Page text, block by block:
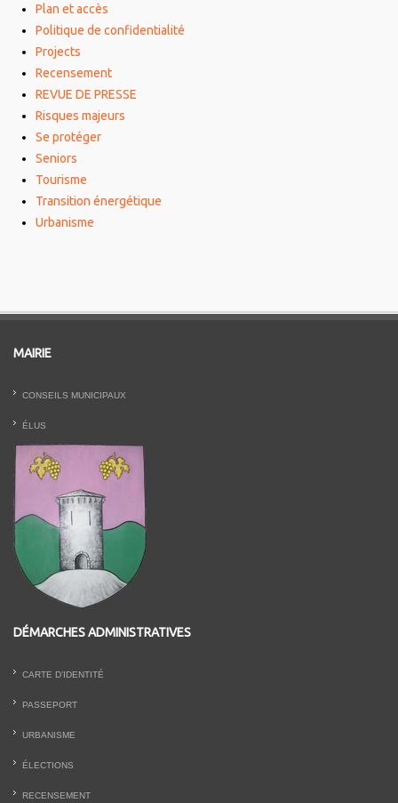
Plan et accès
Politique de confidentialité
Projects
Recensement
REVUE DE PRESSE
Risques majeurs
Se protéger
Seniors
Tourisme
Transition énergétique
Urbanisme
MAIRIE
CONSEILS MUNICIPAUX
ÉLUS
DÉMARCHES ADMINISTRATIVES
CARTE D’IDENTITÉ
PASSEPORT
URBANISME
ÉLECTIONS
RECENSEMENT